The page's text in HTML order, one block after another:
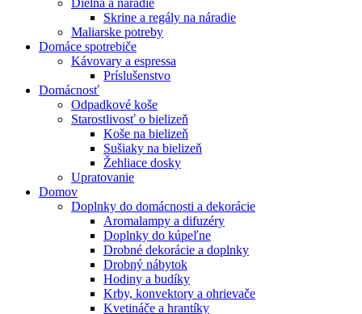
Dielňa a náradie
Skrine a regály na náradie
Maliarske potreby
Domáce spotrebiče
Kávovary a espressa
Príslušenstvo
Domácnosť
Odpadkové koše
Starostlivosť o bielizeň
Koše na bielizeň
Sušiaky na bielizeň
Žehliace dosky
Upratovanie
Domov
Doplnky do domácnosti a dekorácie
Aromalampy a difuzéry
Doplnky do kúpeľne
Drobné dekorácie a doplnky
Drobný nábytok
Hodiny a budíky
Krby, konvektory a ohrievače
Kvetináče a hrantíky